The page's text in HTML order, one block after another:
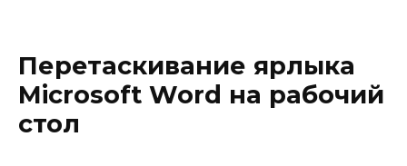
Перетаскивание ярлыка
Microsoft Word на рабочий
стол